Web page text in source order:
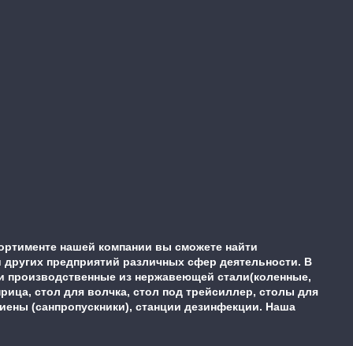
нашей компании вы сможете найти
предприятий различных сфер деятельности. В
производственные из нержавеющей стали(коленные,
стол для волчка, стол под трейсиллер, столы для
(санпропускники), станции дезинфекции. Наша